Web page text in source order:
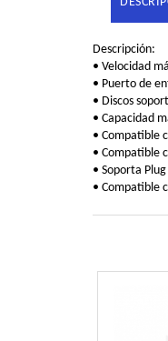
Descripción:
• Velocidad
• Puerto de
• Discos
• Capacidad
• Compatible
• Compatible
• Soporta
• Compatible